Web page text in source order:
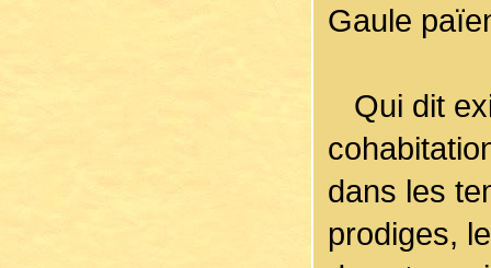
Gaule
Qui dit
dans les
prodiges,